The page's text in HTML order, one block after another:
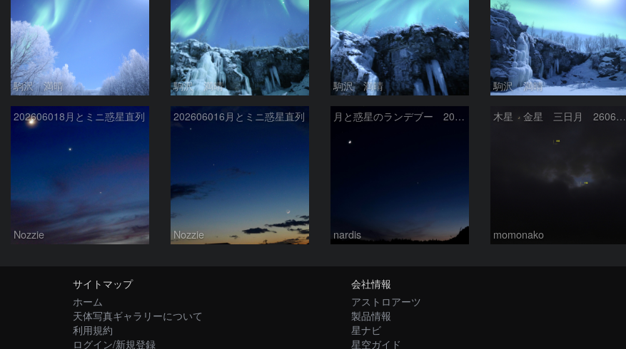
駒沢 満晴 駒沢 満晴 駒沢 満晴 駒沢 満晴
202606018月とミニ惑星直列
Nozzie
202606016月とミニ惑星直列
Nozzie
月と惑星のランデブー 2026/06/19
nardis
木星 金星 三日月 260618
momonako
サイトマップ
ホーム
天体写真ギャラリーについて
利用規約
ログイン/新規登録
会社情報
アストロアーツ
製品情報
星ナビ
星空ガイド